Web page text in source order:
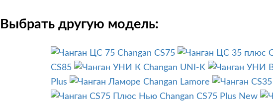
Выбрать другую модель:
Changan CS75
CS85
Changan UNI-K
Plus
Changan Lamore
Changan CS75 Plus New